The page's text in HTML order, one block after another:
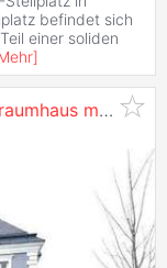
befindet sich
einer soliden
]
Garten, Pool und 5 Zimmern!